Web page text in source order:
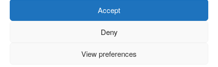
Accept
Deny
View preferences